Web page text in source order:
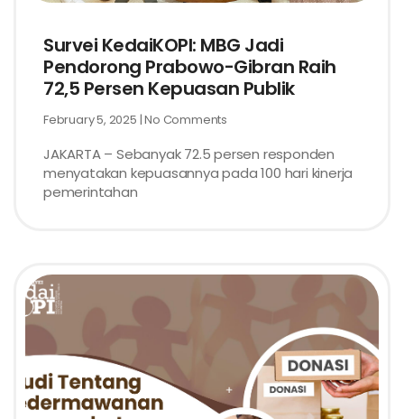
Survei KedaiKOPI: MBG Jadi
Pendorong Prabowo-Gibran Raih
72,5 Persen Kepuasan Publik
February 5, 2025 No Comments
JAKARTA – Sebanyak 72.5 persen responden
menyatakan kepuasannya pada 100 hari kinerja
pemerintahan